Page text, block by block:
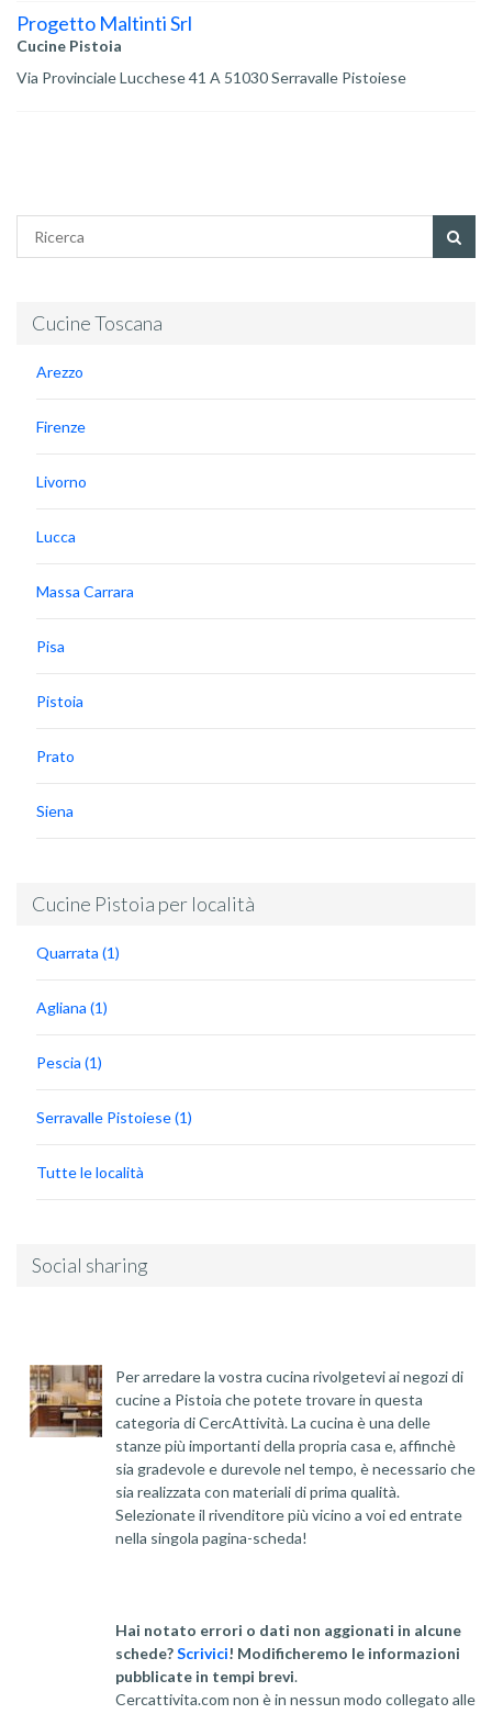
Progetto Maltinti Srl
Cucine Pistoia
Via Provinciale Lucchese 41 A 51030 Serravalle Pistoiese
Cucine Toscana
Arezzo
Firenze
Livorno
Lucca
Massa Carrara
Pisa
Pistoia
Prato
Siena
Cucine Pistoia per località
Quarrata (1)
Agliana (1)
Pescia (1)
Serravalle Pistoiese (1)
Tutte le località
Social sharing
Per arredare la vostra cucina rivolgetevi ai negozi di
cucine a Pistoia che potete trovare in questa
categoria di CercAttività. La cucina è una delle
stanze più importanti della propria casa e, affinchè
sia gradevole e durevole nel tempo, è necessario che
sia realizzata con materiali di prima qualità.
Selezionate il rivenditore più vicino a voi ed entrate
nella singola pagina-scheda!
Hai notato errori o dati non aggionati in alcune
schede?Scrivici! Modificheremo le informazioni
pubblicate in tempi brevi.
Cercattivita.com non è in nessun modo collegato alle